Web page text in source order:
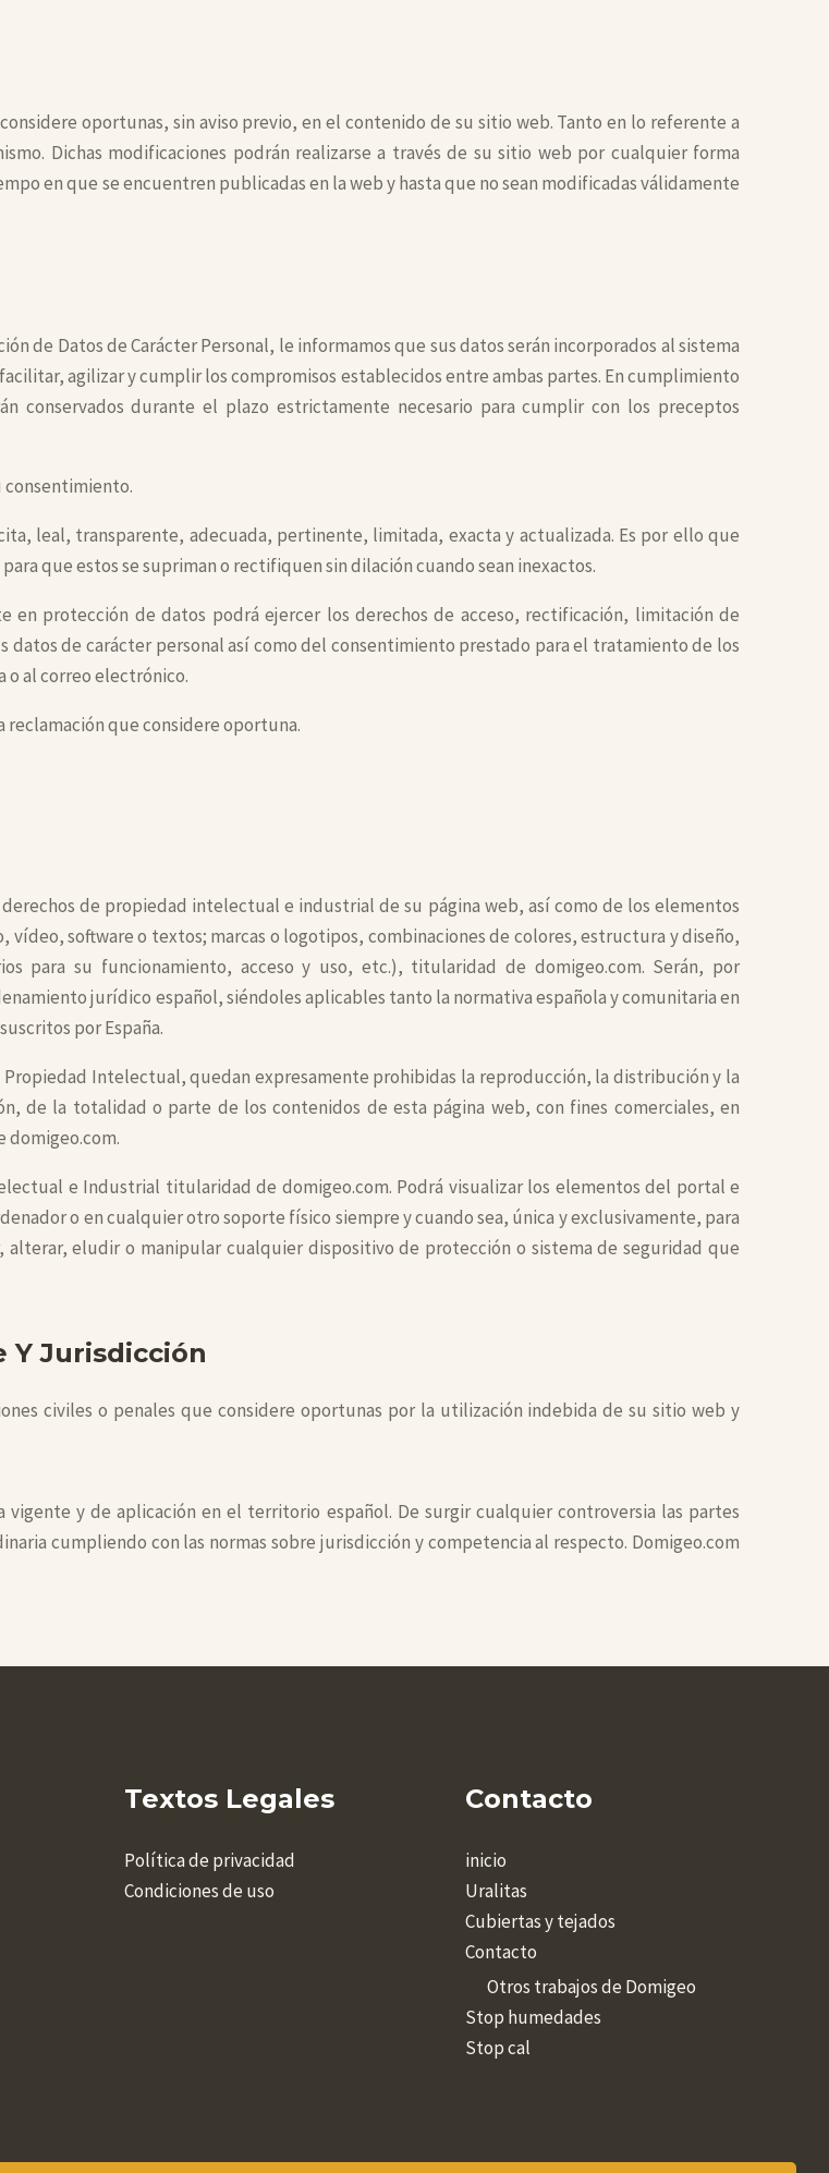
oportunas, sin aviso previo, en el contenido de su sitio web. Tanto en lo referente a
Dichas modificaciones podrán realizarse a través de su sitio web por cualquier forma
en que se encuentren publicadas en la web y hasta que no sean modificadas válidamente
de Datos de Carácter Personal, le informamos que sus datos serán incorporados al sistema
agilizar y cumplir los compromisos establecidos entre ambas partes. En cumplimiento
conservados durante el plazo estrictamente necesario para cumplir con los preceptos
consentimiento.
leal, transparente, adecuada, pertinente, limitada, exacta y actualizada. Es por ello que
que estos se supriman o rectifiquen sin dilación cuando sean inexactos.
protección de datos podrá ejercer los derechos de acceso, rectificación, limitación de
de carácter personal así como del consentimiento prestado para el tratamiento de los
o al correo electrónico.
que considere oportuna.
de propiedad intelectual e industrial de su página web, así como de los elementos
software o textos; marcas o logotipos, combinaciones de colores, estructura y diseño,
para su funcionamiento, acceso y uso, etc.), titularidad de domigeo.com. Serán, por
jurídico español, siéndoles aplicables tanto la normativa española y comunitaria en
por España.
Intelectual, quedan expresamente prohibidas la reproducción, la distribución y la
de la totalidad o parte de los contenidos de esta página web, con fines comerciales, en
domigeo.com.
e Industrial titularidad de domigeo.com. Podrá visualizar los elementos del portal e
o en cualquier otro soporte físico siempre y cuando sea, única y exclusivamente, para
eludir o manipular cualquier dispositivo de protección o sistema de seguridad que
Y Jurisdicción
civiles o penales que considere oportunas por la utilización indebida de su sitio web y
y de aplicación en el territorio español. De surgir cualquier controversia las partes
cumpliendo con las normas sobre jurisdicción y competencia al respecto. Domigeo.com
Textos Legales
Política de privacidad
Condiciones de uso
Contacto
inicio
Uralitas
Cubiertas y tejados
Contacto
Otros trabajos de Domigeo
Stop humedades
Stop cal